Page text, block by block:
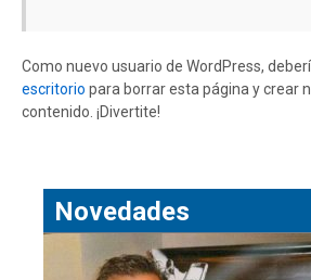
Como nuevo usuario de WordPress,
escritorio para borrar esta página y crear
contenido. ¡Divertite!
Novedades